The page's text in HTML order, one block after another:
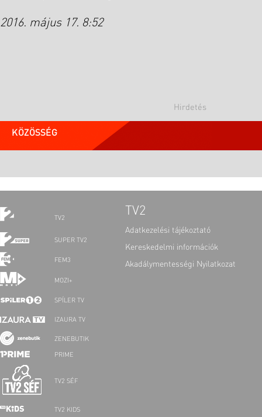
2016. május 17. 8:52
KÖZÖSSÉG
TV2
SUPER TV2
FEM3
MOZI+
SPÍLER TV
IZAURA TV
ZENEBUTIK
PRIME
TV2 SÉF
TV2 KIDS
TV2
Adatkezelési tájékoztató
Kereskedelmi információk
Akadálymentességi Nyilatkozat